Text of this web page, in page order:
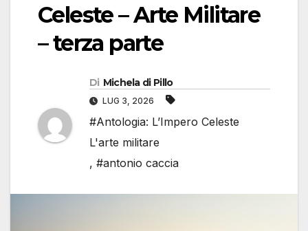
Celeste – Arte Militare
– terza parte
Di Michela di Pillo
LUG 3, 2026
#Antologia: L’Impero Celeste
L'arte militare
, #antonio caccia